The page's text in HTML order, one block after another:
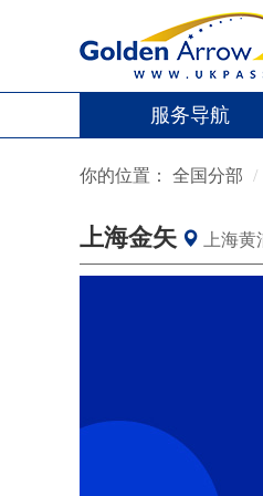
服务导航
你的位置： 全国分部
上海金矢 上海